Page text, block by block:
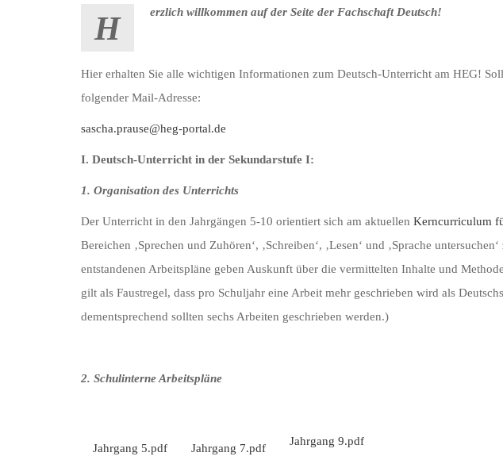
H erzlich willkommen auf der Seite der Fachschaft Deutsch!
Hier erhalten Sie alle wichtigen Informationen zum Deutsch-Unterricht am HEG!
folgender Mail-Adresse:
sascha.prause@heg-portal.de
I. Deutsch-Unterricht in der Sekundarstufe I:
1. Organisation des Unterrichts
Der Unterricht in den Jahrgängen 5-10 orientiert sich am aktuellen Kerncurriculum
Bereichen ‚Sprechen und Zuhören‘, ‚Schreiben‘, ‚Lesen‘ und ‚Sprache
entstandenen Arbeitspläne geben Auskunft über die vermittelten Inhalte und
gilt als Faustregel, dass pro Schuljahr eine Arbeit mehr geschrieben wird als
dementsprechend sollten sechs Arbeiten geschrieben werden.)
2. Schulinterne Arbeitspläne
Jahrgang 5.pdf Jahrgang 7.pdf
Jahrgang 9.pdf